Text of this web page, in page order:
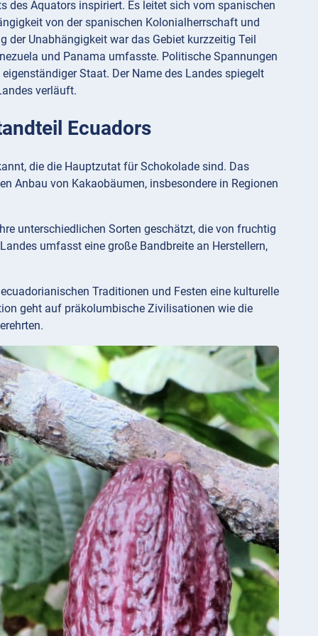
des Äquators inspiriert. Es leitet sich vom spanischen
von der spanischen Kolonialherrschaft und
der Unabhängigkeit war das Gebiet kurzzeitig Teil
und Panama umfasste. Politische Spannungen
Staat. Der Name des Landes spiegelt
verläuft.
Ecuadors
die die Hauptzutat für Schokolade sind. Das
Anbau von Kakaobäumen, insbesondere in Regionen
unterschiedlichen Sorten geschätzt, die von fruchtig
umfasst eine große Bandbreite an Herstellern,
Traditionen und Festen eine kulturelle
geht auf präkolumbische Zivilisationen wie die